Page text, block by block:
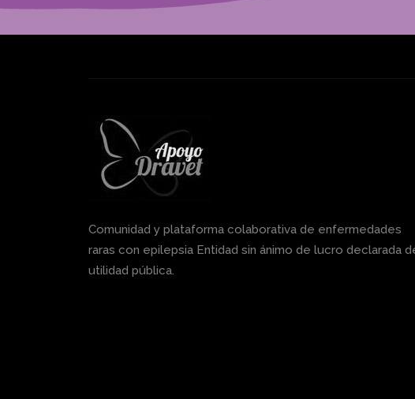
Comunidad y plataforma colaborativa de enfermedades
raras con epilepsia Entidad sin ánimo de lucro declarada
utilidad pública.